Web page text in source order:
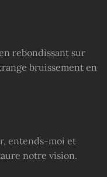
rebondissant sur
bruissement en
entends-moi et
notre vision.